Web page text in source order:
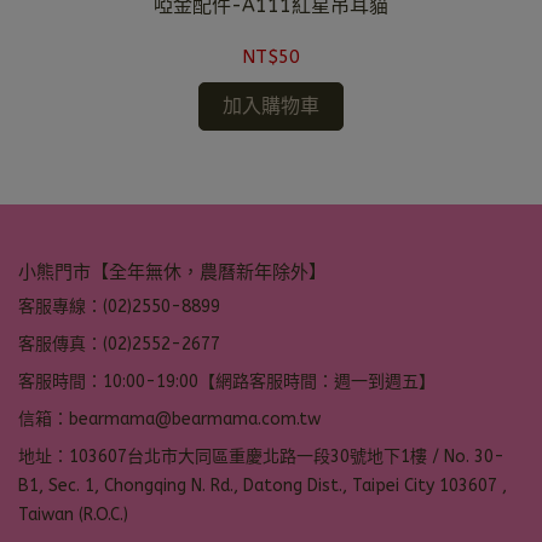
啞金配件-A111紅星吊耳貓
NT$50
加入購物車
小熊門市【全年無休，農曆新年除外】
客服專線：(02)2550-8899
客服傳真：(02)2552-2677
客服時間：10:00-19:00【網路客服時間：週一到週五】
信箱：bearmama@bearmama.com.tw
地址：103607台北市大同區重慶北路一段30號地下1樓 / No. 30-
B1, Sec. 1, Chongqing N. Rd., Datong Dist., Taipei City 103607 ,
Taiwan (R.O.C.)